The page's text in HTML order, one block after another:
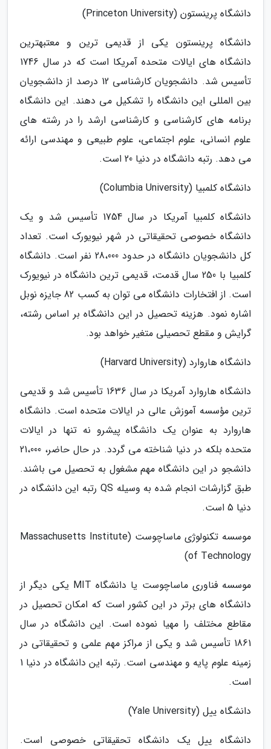
دانشگاه پرینستون (Princeton University)
دانشگاه پرینستون یکی از قدیمی ترین و معتبهترین
دانشگاه های ایالات متحده آمریکا است که در سال 1746
تأسیس شد. دانشجویان کارشناسی 12 درصد از دانشجویان
بین المللی این دانشگاه را تشکیل می دهند. این دانشگاه
برنامه های کارشناسی و کارشناسی ارشد را در رشته های
علوم انسانی، علوم اجتماعی، علوم طبیعی و مهندسی ارائه
می دهد. رتبه دانشگاه در دنیا 20 است.
دانشگاه کلمبیا (Columbia University)
دانشگاه کلمبیا آمریکا در سال 1754 تأسیس شد و یک
دانشگاه خصوصی تحقیقاتی در شهر نیویورک است. تعداد
کل دانشجویان دانشگاه در حدود 28،000 نفر است. دانشگاه
کلمبیا با 250 سال قدمت، قدیمی ترین دانشگاه در نیویورک
است. از افتخارات دانشگاه می توان به کسب 82 جایزه نوبل
اشاره نمود. هزینه تحصیل در این دانشگاه بر اساس رشته،
گرایش و مقطع تحصیلی متغیر خواهد بود.
دانشگاه هاروارد (Harvard University)
دانشگاه هاروارد آمریکا در سال 1636 تأسیس شد و قدیمی
ترین مؤسسه آموزش عالی در ایالات متحده است. دانشگاه
هاروارد به عنوان یک دانشگاه پیشرو نه تنها در ایالات
متحده بلکه در دنیا شناخته می گردد. در حال حاضر، 21،000
دانشجو در این دانشگاه مهم مشغول به تحصیل می باشند.
طبق گزارشات انجام شده به وسیله QS رتبه این دانشگاه در
دنیا 5 است.
موسسه تکنولوژی ماساچوست (Massachusetts Institute
of Technology)
موسسه فناوری ماساچوست یا دانشگاه MIT یکی دیگر از
دانشگاه های برتر در این کشور است که امکان تحصیل در
مقاطع مختلف را مهیا نموده است. این دانشگاه در سال
1861 تأسیس شد و یکی از مراکز مهم علمی و تحقیقاتی در
زمینه علوم پایه و مهندسی است. رتبه این دانشگاه در دنیا 1
است.
دانشگاه ییل (Yale University)
دانشگاه ییل یک دانشگاه تحقیقاتی خصوصی است.